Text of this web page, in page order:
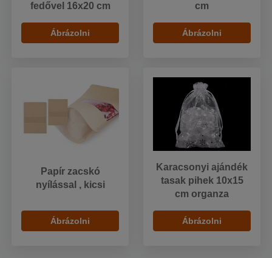
fedővel 16x20 cm
Ábrázolni
cm
Ábrázolni
Papír zacskó
nyílással , kicsi
Ábrázolni
Karacsonyi ajándék
tasak pihek 10x15
cm organza
Ábrázolni